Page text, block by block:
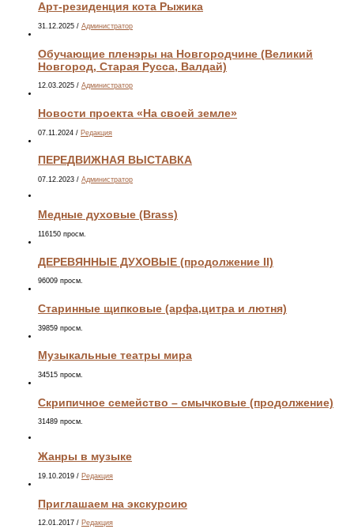
Арт-резиденция кота Рыжика
31.12.2025 / Администратор
Обучающие пленэры на Новгородчине (Великий
Новгород, Старая Русса, Валдай)
12.03.2025 / Администратор
Новости проекта «На своей земле»
07.11.2024 / Редакция
ПЕРЕДВИЖНАЯ ВЫСТАВКА
07.12.2023 / Администратор
Медные духовые (Brass)
116150 просм.
ДЕРЕВЯННЫЕ ДУХОВЫЕ (продолжение II)
96009 просм.
Старинные щипковые (арфа,цитра и лютня)
39859 просм.
Музыкальные театры мира
34515 просм.
Скрипичное семейство – смычковые (продолжение)
31489 просм.
Жанры в музыке
19.10.2019 / Редакция
Приглашаем на экскурсию
12.01.2017 / Редакция